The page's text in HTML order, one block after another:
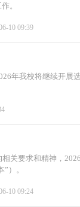
。
10 09:39
年我校将继续开展
关要求和精神，
）。
10 09:24